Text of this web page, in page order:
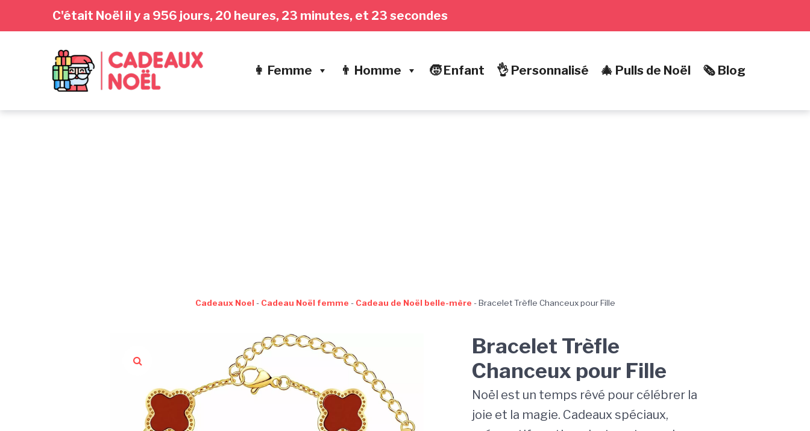
navigation
C'était Noël il y a 956 jours, 20 heures, 23 minutes, et 24 secondes
👩 Femme 👨 Homme 🧒 Enfant 👌 Personnalisé 🎄 Pulls de Noël 🗞️ Blog
Cadeaux Noel - Cadeau Noël femme - Cadeau de Noël belle-mère -Bracelet Trèfle Chanceux pour Fille
Bracelet Trèfle
Chanceux pour Fille
Noël est un temps rêvé pour célébrer la
joie et la magie. Cadeaux spéciaux,